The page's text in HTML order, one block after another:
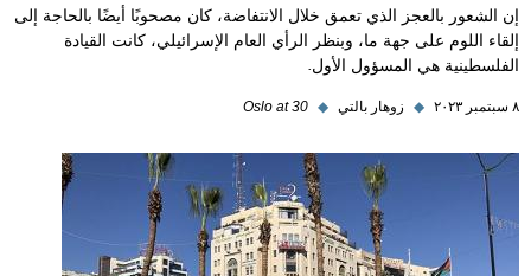
إن الشعور بالعجز الذي تعمق خلال الانتفاضة، كان مصحوبًا أيضًا بالحاجة إلى
إلقاء اللوم على جهة ما، وبنظر الرأي العام الإسرائيلي، كانت القيادة
الفلسطينية هي المسؤول الأول.
٨ سبتمبر ٢٠٢٣ ◆ زوهار بالتي ◆
Oslo at 30